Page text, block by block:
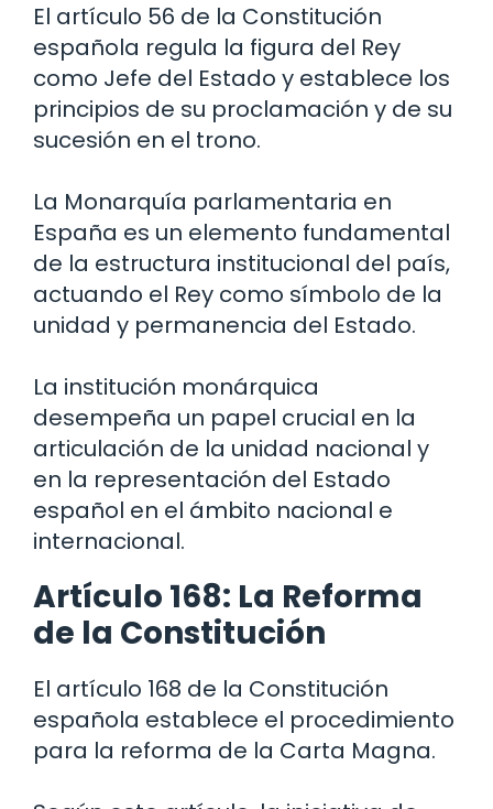
El artículo 56 de la Constitución
española regula la figura del Rey
como Jefe del Estado y establece los
principios de su proclamación y de su
sucesión en el trono.
La Monarquía parlamentaria en
España es un elemento fundamental
de la estructura institucional del país,
actuando el Rey como símbolo de la
unidad y permanencia del Estado.
La institución monárquica
desempeña un papel crucial en la
articulación de la unidad nacional y
en la representación del Estado
español en el ámbito nacional e
internacional.
Artículo 168: La Reforma
de la Constitución
El artículo 168 de la Constitución
española establece el procedimiento
para la reforma de la Carta Magna.